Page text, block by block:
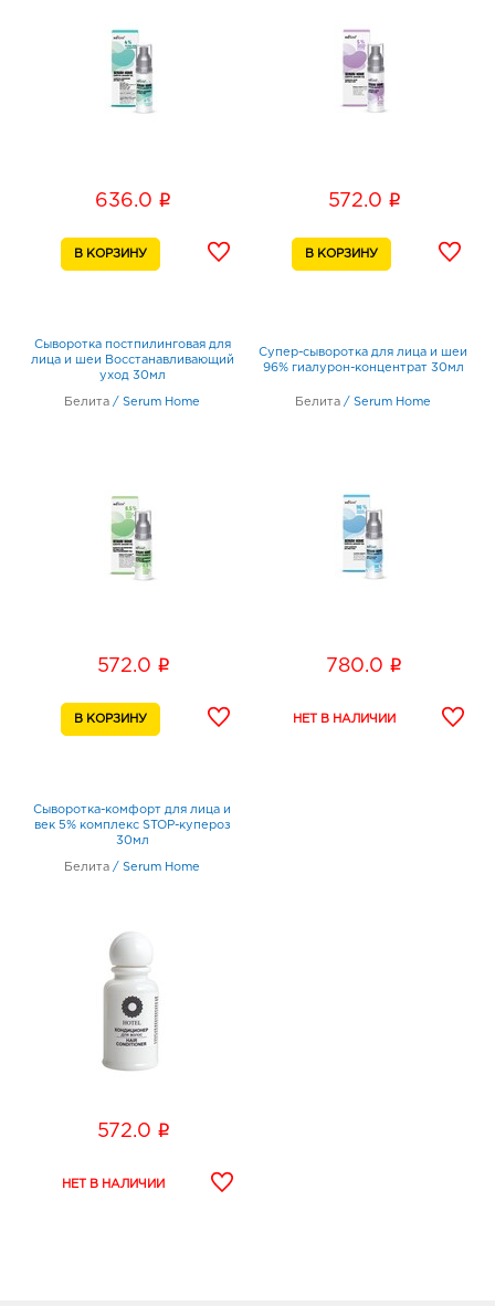
636.0 i 572.0 i
Сыворотка постпилинговая для
лица и шеи Восстанавливающий
уход 30мл
Белита / Serum Home
572.0 i
Супер-сыворотка для лица и шеи
96% гиалурон-концентрат 30мл
Белита / Serum Home
780.0 i
Сыворотка-комфорт для лица и
век 5% комплекс STOP-купероз
30мл
Белита / Serum Home
572.0 i